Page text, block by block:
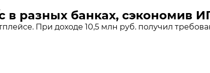
разных банках, сэкономив
При доходе 10,5 млн руб. получил